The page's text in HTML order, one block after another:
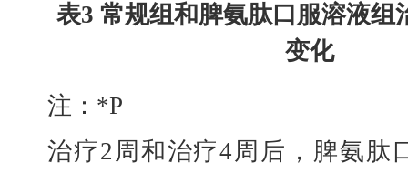
表3 常规组和脾氨肽口服溶液组
变化
注：*P
治疗2周和治疗4周后，脾氨肽